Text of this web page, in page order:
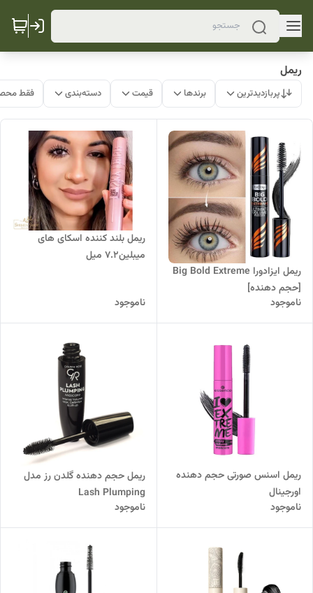
ریمل
پربازدیدترین برندها قیمت دسته‌بندی فقط
ریمل ایزادورا Big Bold Extreme
[حجم دهنده]
ناموجود
ریمل بلند کننده اسکای های
میبلین7.2 میل
ناموجود
ریمل اسنس صورتی حجم دهنده
اورجینال
ناموجود
ریمل حجم دهنده گلدن رز مدل
Lash Plumping
ناموجود